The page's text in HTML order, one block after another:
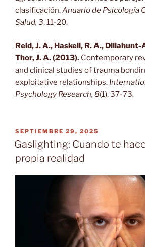
clasificación.Anuario de Psicología
Salud, 3, 11-20.
Reid, J. A., Haskell, R. A.,
Thor, J. A. (2013). Contemporary
and clinical studies of trauma
exploitative relationships.
Psychology Research, 8(1), 37-73.
PUBLICADO
EL
SEPTIEMBRE 29, 2025
Gaslighting: Cuando te
propia realidad